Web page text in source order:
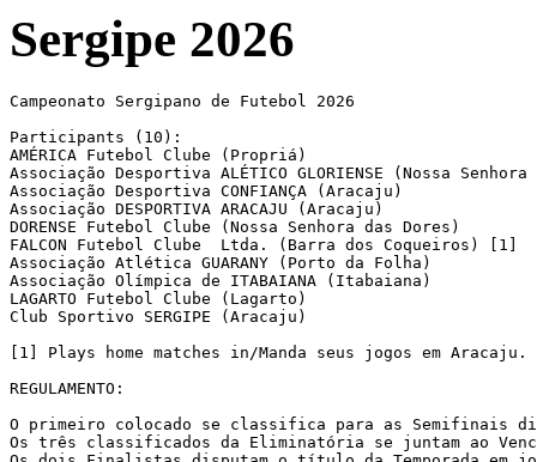
Sergipe 2026
Campeonato Sergipano de Futebol 2026
Participants (10):
AMÉRICA Futebol Clube (Propriá)
Associação Desportiva ALÉTICO GLORIENSE (Nossa
Associação Desportiva CONFIANÇA (Aracaju)
Associação DESPORTIVA ARACAJU (Aracaju)
DORENSE Futebol Clube (Nossa Senhora das Dores)
FALCON Futebol Clube  Ltda. (Barra dos Coqueiros) [1]
Associação Atlética GUARANY (Porto da Folha)
Associação Olímpica de ITABAIANA (Itabaiana)
LAGARTO Futebol Clube (Lagarto)
Club Sportivo SERGIPE (Aracaju)
[1] Plays home matches in/Manda seus jogos em Aracaju.
REGULAMENTO:
O primeiro colocado se classifica para as Semifinais
Os três classificados da Eliminatória se juntam ao